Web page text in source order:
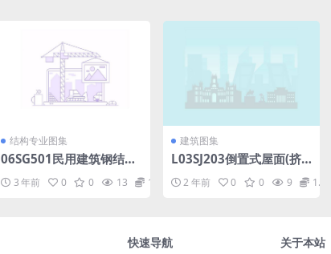
结构专业图集
06SG501民用建筑钢结构
3 年前 0 0 13 1.98
建筑图集
L03SJ203倒置式屋面(挤
2 年前 0 0 9 1.98
快速导航 关于本站